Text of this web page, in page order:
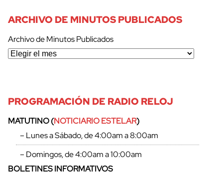
ARCHIVO DE MINUTOS PUBLICADOS
Archivo de Minutos Publicados
PROGRAMACIÓN DE RADIO RELOJ
MATUTINO (NOTICIARIO ESTELAR)
– Lunes a Sábado, de 4:00am a 8:00am
– Domingos, de 4:00am a 10:00am
BOLETINES INFORMATIVOS